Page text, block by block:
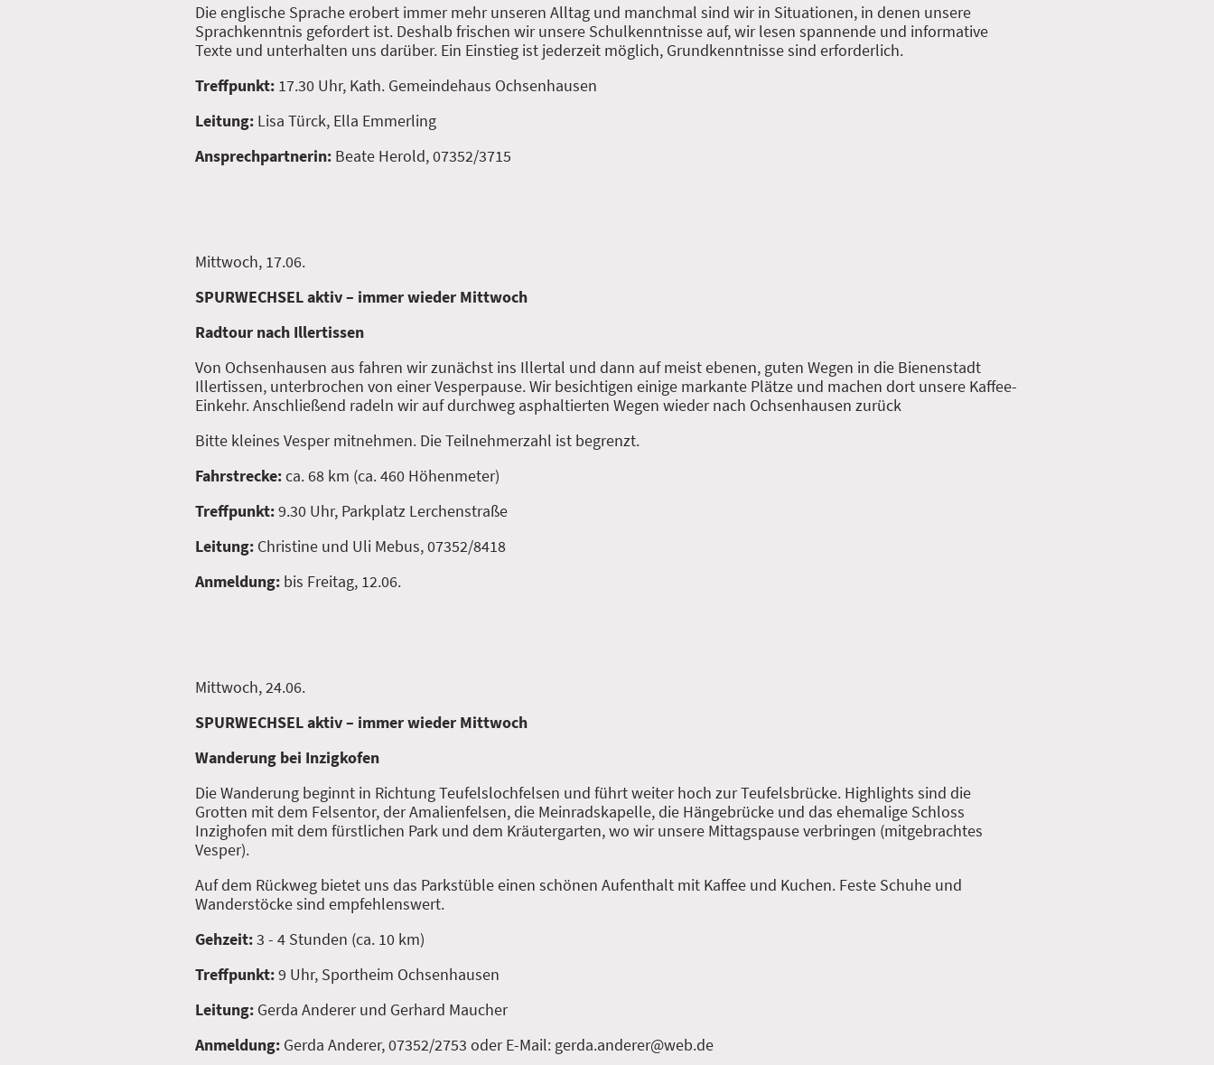
Die englische Sprache erobert immer mehr unseren Alltag und manchmal sind wir in Situationen, in denen unsere
Sprachkenntnis gefordert ist. Deshalb frischen wir unsere Schulkenntnisse auf, wir lesen spannende und informative
Texte und unterhalten uns darüber. Ein Einstieg ist jederzeit möglich, Grundkenntnisse sind erforderlich.
Treffpunkt: 17.30 Uhr, Kath. Gemeindehaus Ochsenhausen
Leitung: Lisa Türck, Ella Emmerling
Ansprechpartnerin: Beate Herold, 07352/3715
Mittwoch, 17.06.
SPURWECHSEL aktiv – immer wieder Mittwoch
Radtour nach Illertissen
Von Ochsenhausen aus fahren wir zunächst ins Illertal und dann auf meist ebenen, guten Wegen in die Bienenstadt
Illertissen, unterbrochen von einer Vesperpause. Wir besichtigen einige markante Plätze und machen dort unsere Kaffee-
Einkehr. Anschließend radeln wir auf durchweg asphaltierten Wegen wieder nach Ochsenhausen zurück
Bitte kleines Vesper mitnehmen. Die Teilnehmerzahl ist begrenzt.
Fahrstrecke:ca. 68 km (ca. 460 Höhenmeter)
Treffpunkt:9.30 Uhr, Parkplatz Lerchenstraße
Leitung: Christine und Uli Mebus, 07352/8418
Anmeldung: bis Freitag, 12.06.
Mittwoch, 24.06.
SPURWECHSEL aktiv – immer wieder Mittwoch
Wanderung bei Inzigkofen
Die Wanderung beginnt in Richtung Teufelslochfelsen und führt weiter hoch zur Teufelsbrücke. Highlights sind die
Grotten mit dem Felsentor, der Amalienfelsen, die Meinradskapelle, die Hängebrücke und das ehemalige Schloss
Inzighofen mit dem fürstlichen Park und dem Kräutergarten, wo wir unsere Mittagspause verbringen (mitgebrachtes
Vesper).
Auf dem Rückweg bietet uns das Parkstüble einen schönen Aufenthalt mit Kaffee und Kuchen. Feste Schuhe und
Wanderstöcke sind empfehlenswert.
Gehzeit:3 - 4 Stunden (ca. 10 km)
Treffpunkt:9 Uhr, Sportheim Ochsenhausen
Leitung: Gerda Anderer und Gerhard Maucher
Anmeldung: Gerda Anderer, 07352/2753 oder E-Mail: gerda.anderer@web.de